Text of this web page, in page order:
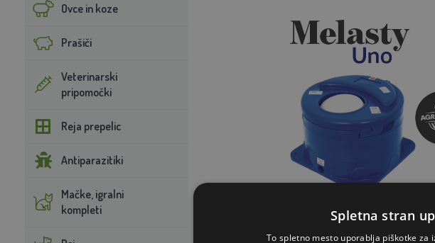
Ovce in koze
Prašiči
Veterinarski
pripomočki
Reja prepelic
Antiparazitiki
Mačke, igralni
kompleti
Spletna stran
To spletno mesto uporablja piškotke za